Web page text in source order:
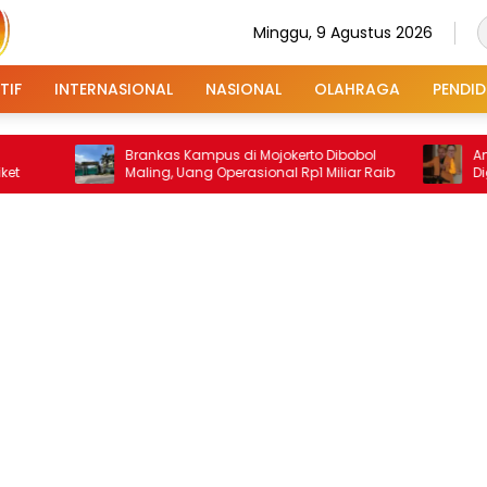
Minggu, 9 Agustus 2026
INTERNASIONAL NASIONAL OLAHRAGA
Brankas Kampus di Mojokerto Dibobol
Maling, Uang Operasional Rp1 Miliar Raib
Ambang
Digodok,